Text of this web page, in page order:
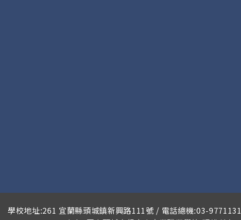
學校地址:261 宜蘭縣頭城鎮新興路111號 / 電話總機:03-9771131